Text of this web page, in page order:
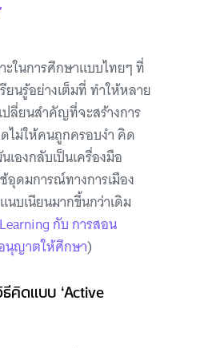
ะในการศึกษาแบบไทยๆ ที่
ยนรู้อย่างเต็มที่ ทำให้หลาย
ปลี่ยนสำคัญที่จะสร้างการ
ไม่ให้คนถูกครอบงำ คิด
เองกลับเป็นเครื่องมือ
ดมการณ์ทางการเมือง
บเนียนมากขึ้นกว่าเดิม
กับ การสอน
นุญาตให้ศึกษา)
คิดแบบ ‘Active